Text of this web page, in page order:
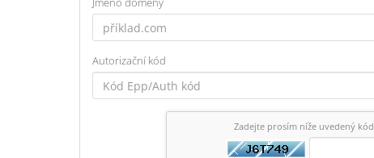
Autorizační kód
Zadejte prosím níže uvedený kód